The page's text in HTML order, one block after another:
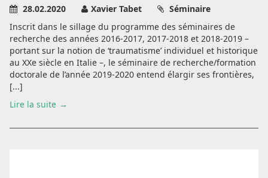
28.02.2020 Xavier Tabet
Séminaire
Inscrit dans le sillage du programme des séminaires de
recherche des années 2016-2017, 2017-2018 et 2018-2019 –
portant sur la notion de ‘traumatisme’ individuel et historique
au XXe siècle en Italie –, le séminaire de recherche/formation
doctorale de l’année 2019-2020 entend élargir ses frontières,
[...]
Lire la suite